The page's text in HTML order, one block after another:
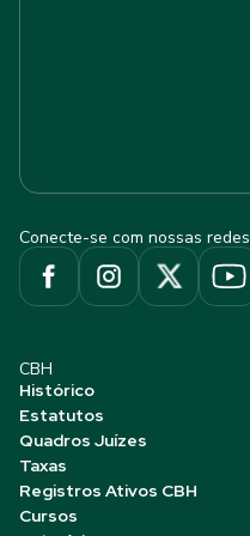
Conecte-se com nossas redes
CBH
Histórico
Estatutos
Quadros Juízes
Taxas
Registros Ativos CBH
Cursos